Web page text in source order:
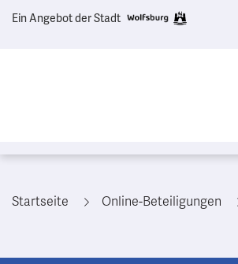
Ein Angebot der Stadt
Startseite Online-Beteiligungen